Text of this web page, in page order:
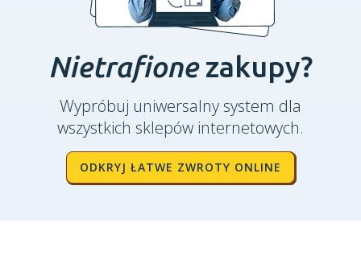
Nietrafionezakupy?
Wypróbuj uniwersalny system dla
wszystkich sklepów internetowych.
ODKRYJ ŁATWE ZWROTY ONLINE